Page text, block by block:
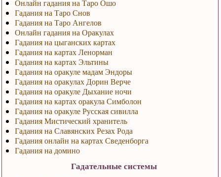
Онлайн гадания на Таро Ошо
Гадания на Таро Снов
Гадания на Таро Ангелов
Онлайн гадания на Оракулах
Гадания на цыганских картах
Гадания на картах Ленорман
Гадания на картах Эльтины
Гадания на оракуле мадам Эндоры
Гадания на оракулах Дорин Верче
Гадания на оракуле Дыхание ночи
Гадания на картах оракула Симболон
Гадания на оракуле Русская сивилла
Гадания Мистический хранитель
Гадания на Славянских Резах Рода
Гадания онлайн на картах Сведенборга
Гадания на домино
Гадательные системы